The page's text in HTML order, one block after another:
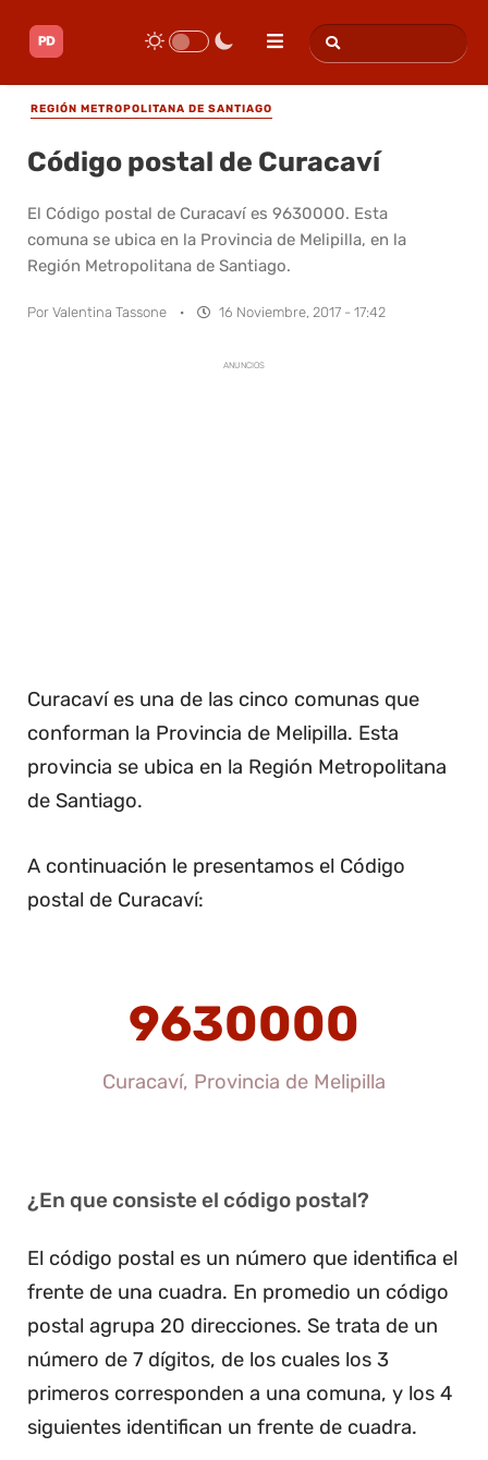
REGIÓN METROPOLITANA DE SANTIAGO
Código postal de Curacaví
El Código postal de Curacaví es 9630000. Esta
comuna se ubica en la Provincia de Melipilla, en la
Región Metropolitana de Santiago.
Por Valentina Tassone · 16 Noviembre, 2017 - 17:42
ANUNCIOS
Curacaví es una de las cinco comunas que
conforman la Provincia de Melipilla. Esta
provincia se ubica en la Región Metropolitana
de Santiago.
A continuación le presentamos el Código
postal de Curacaví:
9630000
Curacaví, Provincia de Melipilla
¿En que consiste el código postal?
El código postal es un número que identifica el
frente de una cuadra. En promedio un código
postal agrupa 20 direcciones. Se trata de un
número de 7 dígitos, de los cuales los 3
primeros corresponden a una comuna, y los 4
siguientes identifican un frente de cuadra.